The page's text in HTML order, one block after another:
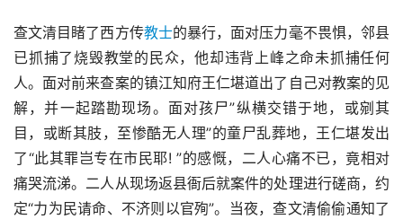
查文清目睹了西方传教士的暴行，面对压力毫不畏惧，邻县
已抓捕了烧毁教堂的民众，他却违背上峰之命未抓捕任何
人。面对前来查案的镇江知府王仁堪道出了自己对教案的见
解，并一起踏勘现场。面对孩尸”纵横交错于地，或剜其
目，或断其肢，至惨酷无人理”的童尸乱葬地，王仁堪发出
了“此其罪岂专在市民耶! ”的感慨，二人心痛不已，竟相对
痛哭流涕。二人从现场返县衙后就案件的处理进行磋商，约
定“力为民请命、不济则以官殉”。当夜，查文清偷偷通知了